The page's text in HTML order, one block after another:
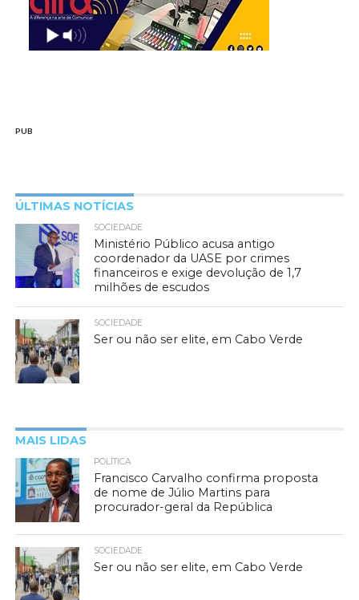
PUB
ÚLTIMAS NOTÍCIAS
SOCIEDADE
Ministério Público acusa antigo
coordenador da UASE por crimes
financeiros e exige devolução de 1,7
milhões de escudos
SOCIEDADE
Ser ou não ser elite, em Cabo Verde
MAIS LIDAS
POLÍTICA
Francisco Carvalho confirma proposta
de nome de Júlio Martins para
procurador-geral da República
SOCIEDADE
Ser ou não ser elite, em Cabo Verde